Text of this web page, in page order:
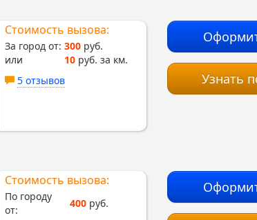
Стоимость вызова:
За город от: 300руб.
или
10руб. за км.
5 отзывов
Узнать
Стоимость вызова:
По городу
от:
400руб.